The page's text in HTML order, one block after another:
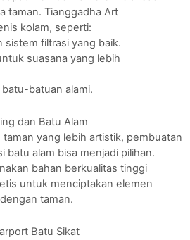
taman. Tianggadha Art
kolam, seperti:
sistem filtrasi yang baik.
suasana yang lebih
batuan alami.
dan Batu Alam
yang lebih artistik, pembuatan
batu alam bisa menjadi pilihan.
bahan berkualitas tinggi
untuk menciptakan elemen
taman.
Batu Sikat